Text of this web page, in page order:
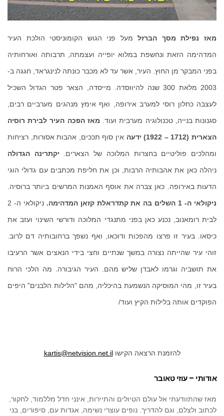
מאז נפילת מסך הברזל מעל פני הגוש הקומוניסטי הולכת העיר
המדהימה הזאת ונחשפת במלוא יופייה ועצמתה, תרבותה ואורחותיה
בפני המבקר מן החוץ. העיר, אשר עד לא מכבר כונתה לנינגראד, חגגה ב-
2003 מלאת 300 שנה להיווסדה. מייסדה, הצאר פטר הגדול השכיל
לעצבה כחלון רוסי למערב אירופה, ואף אימץ מנהגים מערביים רבים,
סגנונות בנייה, טכנולוגיה מערבית ועוד. מאז הפכה העיר לבירת רוסיה
הצארית (1712 – 1922) ידעה אין סוף תככים, אהבות אסורות, רציחות
ומהלכים פוליטיים בחצרות המלוכה של הצארים. יקתרינה הגדולה
ניהלה כאן את אהבותיה הרבות, וכן את חליפת מכתבים עם גדולי הוגי
הדעות באירופה. כאן צברה את אוסף האמנות המרשים ביותר ברוסיה.
ניקולאי ה- 1 השלים בה את קתדראלת קזאן המדהימה. ניקולאי ה- 2
לבית רומאנוב, נכנע כאן בפני מתנגדי המלוכה ודורשי השינוי ועזב את
כיסאו. בעיר זו פרצו מהפכות ודוכאו, ואף נשפך ברחובותיה דם לרוב.
זוהי עיר שהייתה נצורה במשך שנתיים וחצי בידי הנאצים אשר הרעיבו
את תושביה וגרמו לאבדן שליש מהם. העיר הגיבורה. מה הלכי הרוח
בעיר זו, מהי המוסיקה הנשמעת בהיכליה, מהם "הלילות הלבנים" היפים
הפוקדים אותה בלילות הקיץ ועוד/
להזמנת הרצאה הקישוkartis@netvision.net.il
אודותי – עוזי טאובר
מאז שהתוודעתי אל עולם הטיולים והתיירות, אינני חדל מללמוד, לחקור,
לכתוב ולצלם, וגם להדריך. נופים עוצרי נשימה, אגדות עם, סיפורים, בני